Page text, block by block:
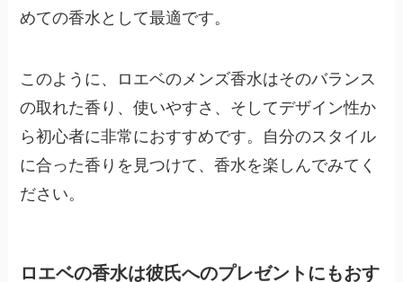
めての香水として最適です。
このように、ロエベのメンズ香水はそのバランス
の取れた香り、使いやすさ、そしてデザイン性か
ら初心者に非常におすすめです。自分のスタイル
に合った香りを見つけて、香水を楽しんでみてく
ださい。
ロエベの香水は彼氏へのプレゼントにもおす